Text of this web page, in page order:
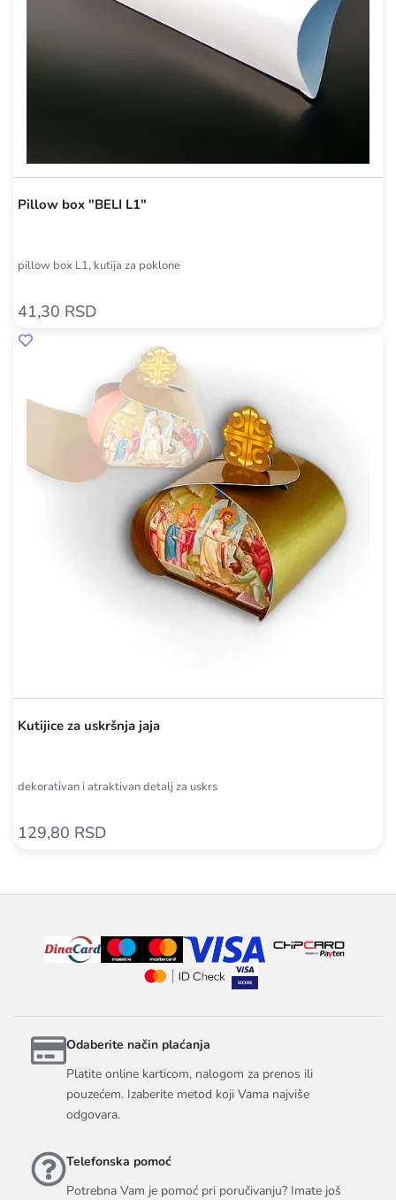
Pillow box "BELI L1"
pillow box L1, kutija za poklone
41,30 RSD
Kutijice za uskršnja jaja
dekorativan i atraktivan detalj za uskrs
129,80 RSD
Odaberite način plaćanja
Platite online karticom, nalogom za prenos ili
pouzećem. Izaberite metod koji Vama najviše
odgovara.
Telefonska pomoć
Potrebna Vam je pomoć pri poručivanju? Imate još